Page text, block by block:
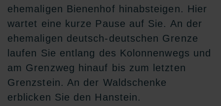
ehemaligen Bienenhof hinabsteigen. Hier
wartet eine kurze Pause auf Sie. An der
ehemaligen deutsch-deutschen Grenze
laufen Sie entlang des Kolonnenwegs und
am Grenzweg hinauf bis zum letzten
Grenzstein. An der Waldschenke
erblicken Sie den Hanstein.